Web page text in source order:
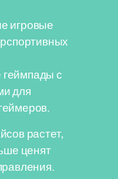
игровые
с
для
растет,
ценят